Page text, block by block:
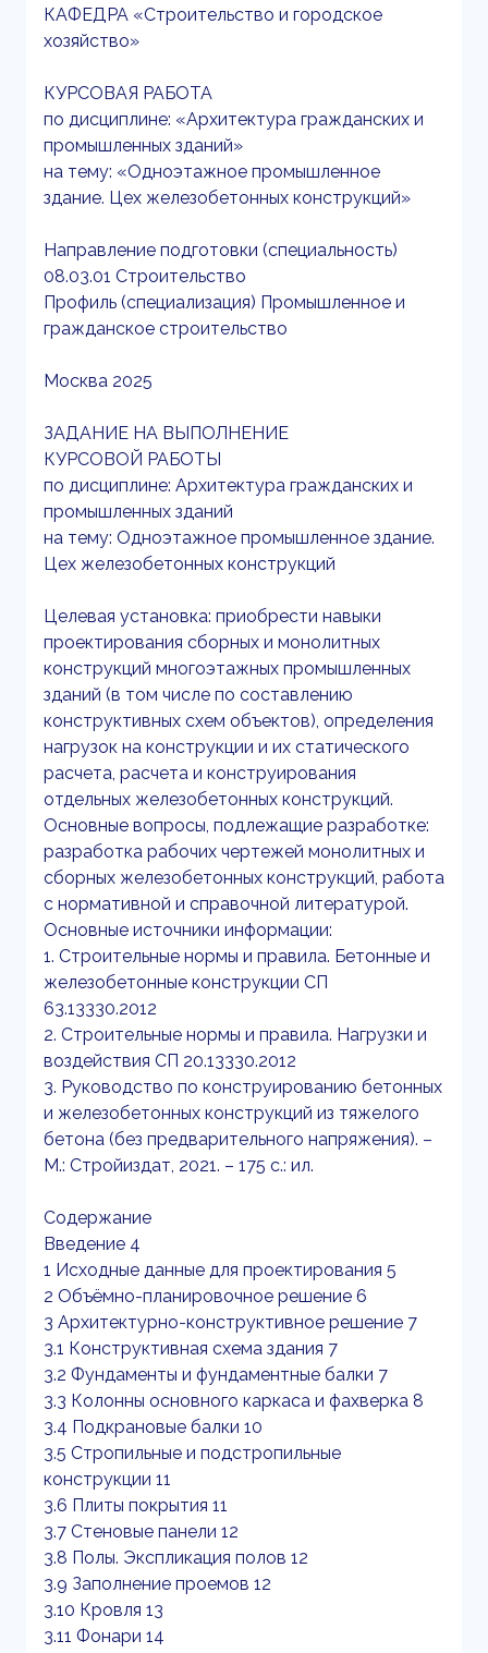
КАФЕДРА «Строительство и городское
хозяйство»
КУРСОВАЯ РАБОТА
по дисциплине: «Архитектура гражданских и
промышленных зданий»
на тему: «Одноэтажное промышленное
здание. Цех железобетонных конструкций»
Направление подготовки (специальность)
08.03.01 Строительство
Профиль (специализация) Промышленное и
гражданское строительство
Москва 2025
ЗАДАНИЕ НА ВЫПОЛНЕНИЕ
КУРСОВОЙ РАБОТЫ
по дисциплине: Архитектура гражданских и
промышленных зданий
на тему: Одноэтажное промышленное здание.
Цех железобетонных конструкций
Целевая установка: приобрести навыки
проектирования сборных и монолитных
конструкций многоэтажных промышленных
зданий (в том числе по составлению
конструктивных схем объектов), определения
нагрузок на конструкции и их статического
расчета, расчета и конструирования
отдельных железобетонных конструкций.
Основные вопросы, подлежащие разработке:
разработка рабочих чертежей монолитных и
сборных железобетонных конструкций, работа
с нормативной и справочной литературой.
Основные источники информации:
1. Строительные нормы и правила. Бетонные и
железобетонные конструкции СП
63.13330.2012
2. Строительные нормы и правила. Нагрузки и
воздействия СП 20.13330.2012
3. Руководство по конструированию бетонных
и железобетонных конструкций из тяжелого
бетона (без предварительного напряжения). –
М.: Стройиздат, 2021. – 175 с.: ил.
Содержание
Введение 4
1 Исходные данные для проектирования 5
2 Объёмно-планировочное решение 6
3 Архитектурно-конструктивное решение 7
3.1 Конструктивная схема здания 7
3.2 Фундаменты и фундаментные балки 7
3.3 Колонны основного каркаса и фахверка 8
3.4 Подкрановые балки 10
3.5 Стропильные и подстропильные
конструкции 11
3.6 Плиты покрытия 11
3.7 Стеновые панели 12
3.8 Полы. Экспликация полов 12
3.9 Заполнение проемов 12
3.10 Кровля 13
3.11 Фонари 14